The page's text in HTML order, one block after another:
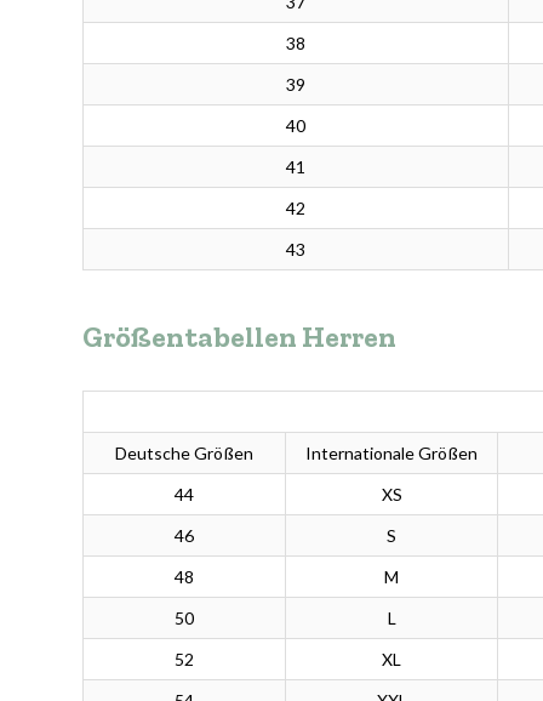
38
39
40
41
42
43
Größentabellen Herren
Deutsche Größen
Internationale Größen
44
XS
46
S
48
M
50
L
52
XL